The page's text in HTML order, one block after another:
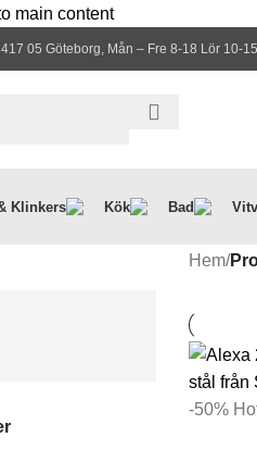
main content
05 Göteborg, Mån – Fre 8-18 Lör 10-
Klinkers Kök Bad
Hem/
-50%